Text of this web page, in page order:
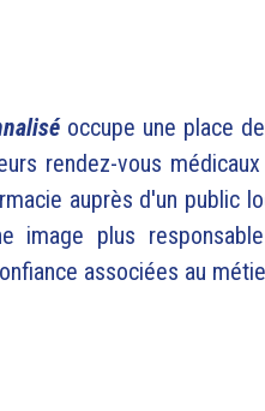
occupe une place
rendez-vous
auprès d'un public
image plus
associées au